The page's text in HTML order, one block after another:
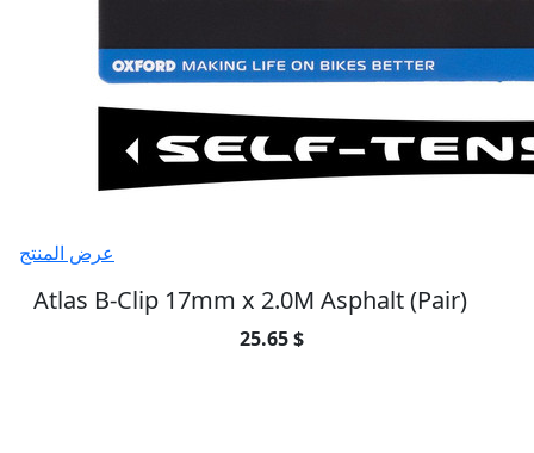
عرض المنتج
Atlas B-Clip 17mm x 2.0M Asphalt (Pair)
25.65 $